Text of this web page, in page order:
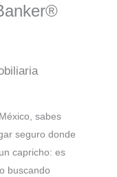
sabes
seguro donde
capricho: es
buscando